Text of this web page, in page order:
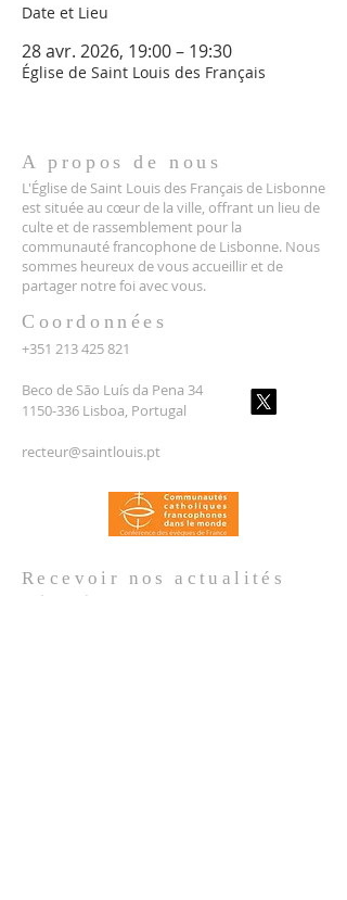
Date et Lieu
28 avr. 2026, 19:00 – 19:30
Église de Saint Louis des Français
A propos de nous
L'Église de Saint Louis des Français de Lisbonne
est située au cœur de la ville, offrant un lieu de
culte et de rassemblement pour la
communauté francophone de Lisbonne. Nous
sommes heureux de vous accueillir et de
partager notre foi avec vous.
Coordonnées
+351 213 425 821
Beco de São Luís da Pena 34
1150-336 Lisboa, Portugal
recteur@saintlouis.pt
Recevoir nosactualités
Prénom
*